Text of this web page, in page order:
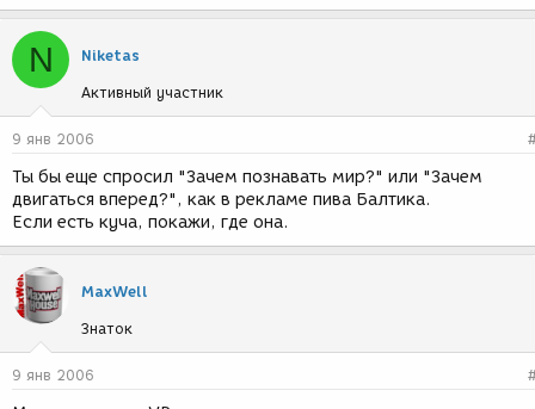
N Niketas
Активный участник
9 янв 2006
Ты бы еще спросил "Зачем познавать мир?" или "Зачем
двигаться вперед?", как в рекламе пива Балтика.
Если есть куча, покажи, где она.
MaxWell
Знаток
9 янв 2006